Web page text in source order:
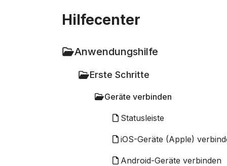
Hilfecenter
Anwendungshilfe
Erste Schritte
Geräte verbinden
Statusleiste
iOS-Geräte (Apple)
Android-Geräte verbinden